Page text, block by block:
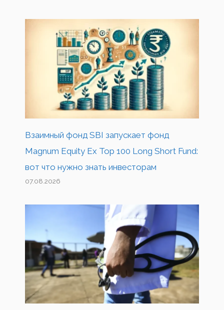
Взаимный фонд SBI запускает фонд
Magnum Equity Ex Top 100 Long Short Fund:
вот что нужно знать инвесторам
07.08.2026